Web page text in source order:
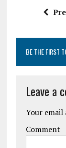
BE THE FIRST
Leave a
Your email
Comment